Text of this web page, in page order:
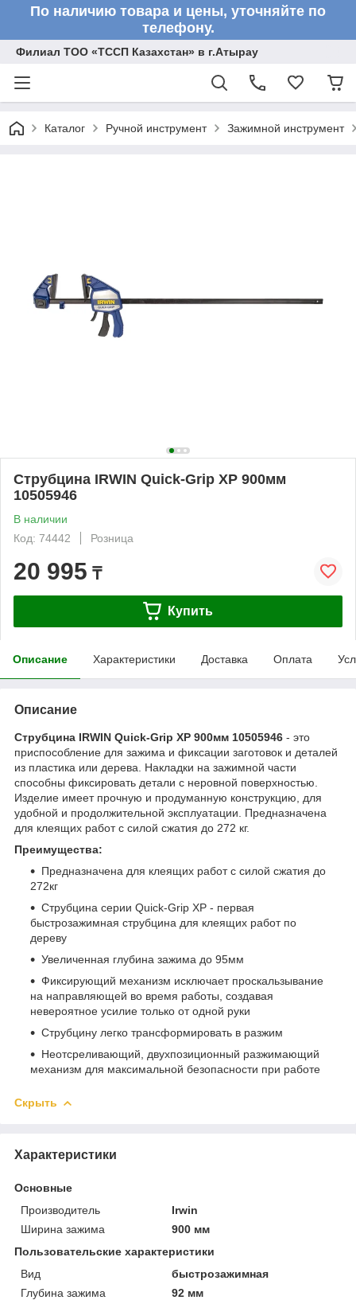
По наличию товара и цены, уточняйте по
телефону.
Филиал ТОО «ТССП Казахстан» в г.Атырау
Каталог Ручной инструмент Зажимной инструмент
Струбцина IRWIN Quick-Grip XP 900мм
10505946
В наличии
Код: 74442
Розница
20 995 ₸
Купить
Описание Характеристики Доставка Оплата
Описание
Струбцина IRWIN Quick-Grip XP 900мм 10505946 - это
приспособление для зажима и фиксации заготовок и деталей
из пластика или дерева. Накладки на зажимной части
способны фиксировать детали с неровной поверхностью.
Изделие имеет прочную и продуманную конструкцию, для
удобной и продолжительной эксплуатации. Предназначена
для клеящих работ с силой сжатия до 272 кг.
Преимущества:
Предназначена для клеящих работ с силой сжатия до
272кг
Струбцина серии Quick-Grip XP - первая
быстрозажимная струбцина для клеящих работ по
дереву
Увеличенная глубина зажима до 95мм
Фиксирующий механизм исключает проскальзывание
на направляющей во время работы, создавая
невероятное усилие только от одной руки
Струбцину легко трансформировать в разжим
Неотсреливающий, двухпозиционный разжимающий
механизм для максимальной безопасности при работе
Скрыть
Характеристики
Основные
Производитель
Irwin
Ширина зажима
900 мм
Пользовательские характеристики
Вид
быстрозажимная
Глубина зажима
92 мм